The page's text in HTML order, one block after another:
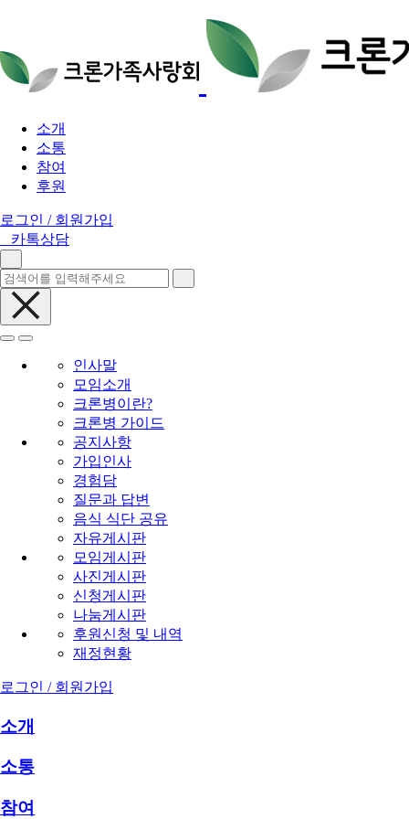
소개
소통
참여
후원
로그인 / 회원가입
카톡상담
인사말
모임소개
크론병이란?
크론병 가이드
공지사항
가입인사
경험담
질문과 답변
음식 식단 공유
자유게시판
모임게시판
사진게시판
신청게시판
나눔게시판
후원신청 및 내역
재정현황
로그인 / 회원가입
소개
소통
참여